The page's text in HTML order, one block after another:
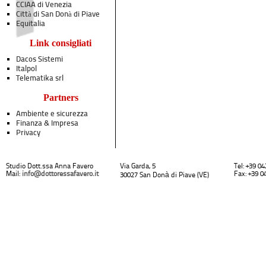
CCIAA di Venezia
Città di San Donà di Piave
Equitalia
Link consigliati
Dacos Sistemi
Italpol
Telematika srl
Partners
Ambiente e sicurezza
Finanza & Impresa
Privacy
Studio Dott.ssa Anna Favero
Mail: info@dottoressafavero.it
Via Garda, 5
30027 San Donà di Piave (VE)
Tel: +39
Fax: +39